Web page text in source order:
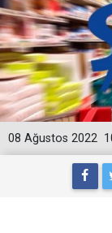
08 Ağustos 2022